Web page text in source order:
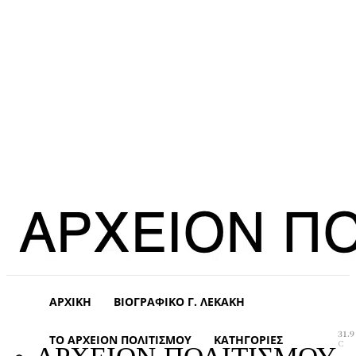
ΑΡΧΙΚΉ ΒΙΟΓΡΑΦΙΚΌ Γ. ΛΕΚΆΚΗ
ΤΟ ΑΡΧΕΊΟΝ ΠΟΛΙΤΙΣΜΟΎ ΚΑΤΗΓΟΡΊΕΣ
31.9
C